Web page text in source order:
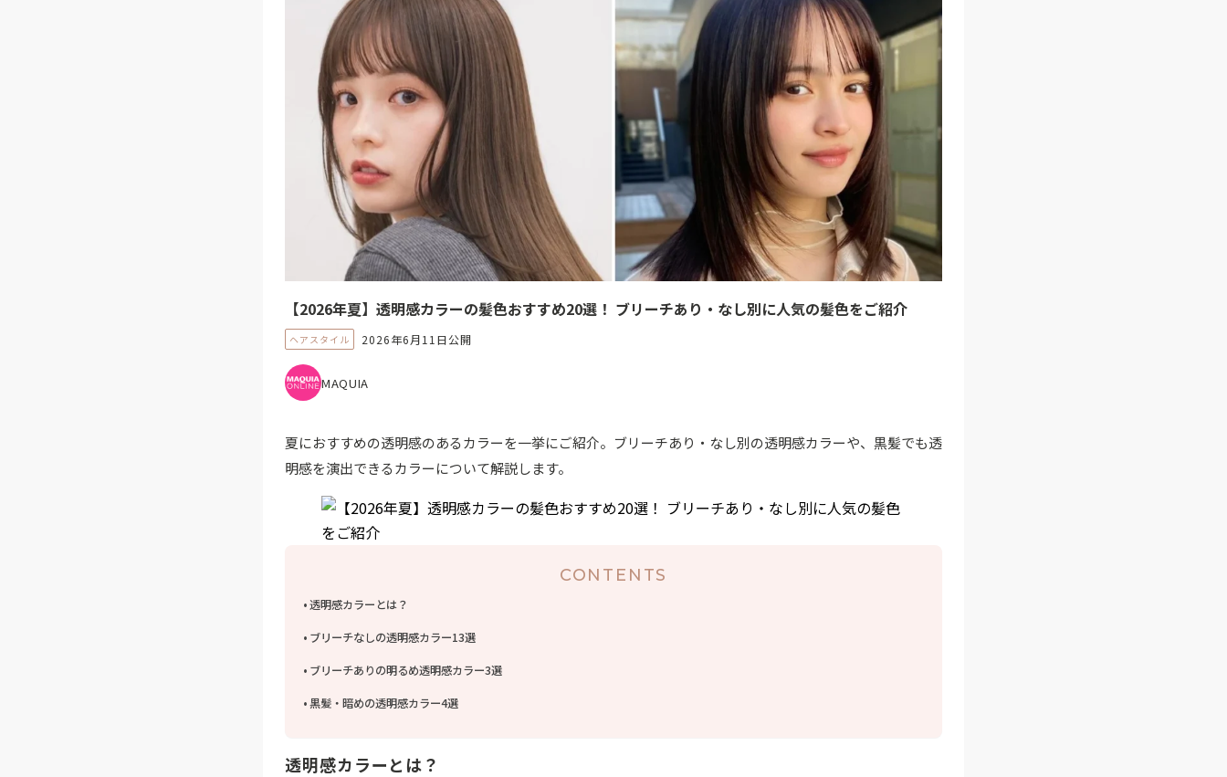
【2026年夏】透明感カラーの髪色おすすめ20選！ ブリーチあり・なし別に人気の髪色をご紹介
ヘアスタイル 2026年6月11日公開
MAQUIA
夏におすすめの透明感のあるカラーを一挙にご紹介。ブリーチあり・なし別の透明感カラーや、黒髪でも透
明感を演出できるカラーについて解説します。
CONTENTS
透明感カラーとは？
ブリーチなしの透明感カラー13選
ブリーチありの明るめ透明感カラー3選
黒髪・暗めの透明感カラー4選
透明感カラーとは？